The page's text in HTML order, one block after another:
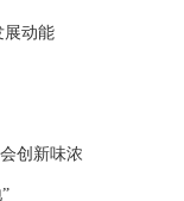
展动能
创新味浓